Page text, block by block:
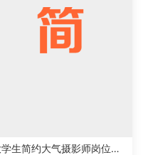
生简约大气摄影师岗位个